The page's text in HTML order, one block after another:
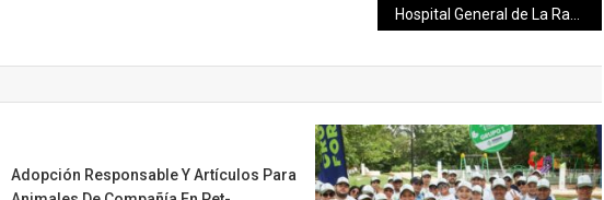
Adopción Responsable Y Artículos Para